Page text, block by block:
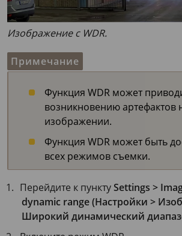
Изображение с WDR.
Примечание
Функция WDR может
возникновению артефактов
изображении.
Функция WDR может быть
всех режимов съемки.
Перейдите к пунктуSettings >
dynamic range (Настройки >
Широкий динамический